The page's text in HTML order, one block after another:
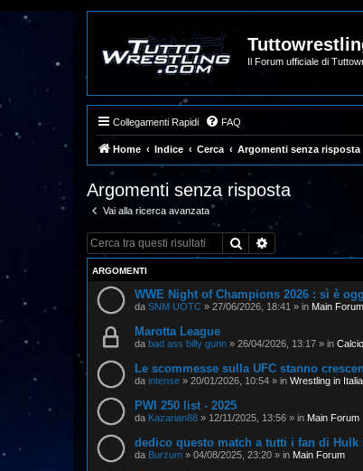
Il Forum ufficiale di
Collegamenti Rapidi FAQ
Home Indice Cerca Argomenti senza risposta
Argomenti senza risposta
Vai alla ricerca avanzata
Cerca
ARGOMENTI
WWE Night of Champions 2026 : sì è
da SNM UOTC » 27/06/2026, 18:41 » in Main Forum
Marotta League
da bad ass billy gunn » 26/04/2026, 13:17 » in Calcio
Le scommesse sulla UFC stanno
da intense » 20/01/2026, 10:54 » in Wrestling in Italia
PWI 250 list - 2025
da Kazarian88 » 12/11/2025, 13:56 » in Main Forum
dedico questo match a tutti i fan di Hulk
da Burzum » 04/08/2025, 23:20 » in Main Forum